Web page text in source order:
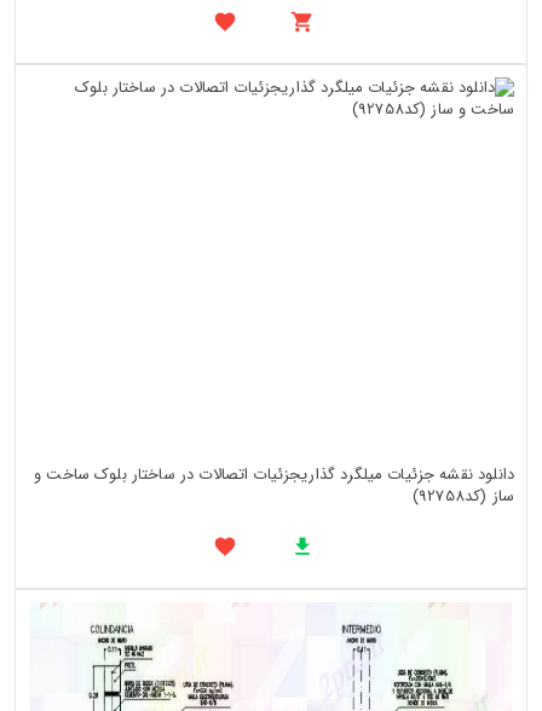
دانلود نقشه جزئیات میلگرد گذاریجزئیات اتصالات در ساختار بلوک ساخت و
ساز (کد92758)